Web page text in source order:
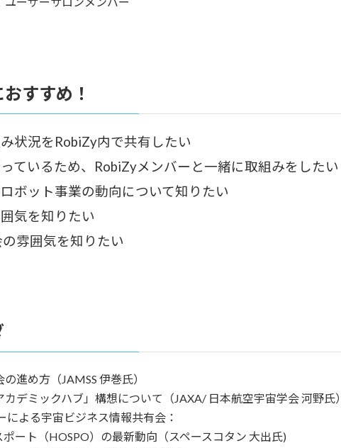
すすめ！
状況をRobiZy内で共有したい
ているため、RobiZyメンバーと一緒に取組みをしたい
ボット事業の動向について知りたい
気を知りたい
雰囲気を知りたい
進め方（JAMSS 伊巻氏）
カデミックハブ」構想について（JAXA/ 日本航空宇宙学会 河野氏）
による宇宙ビジネス情報共有会：
ート（HOSPO）の最新動向（スペースコタン 大出氏)